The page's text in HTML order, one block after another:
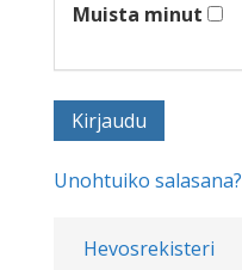
Hevosrekisteri
Muista minut
Unohtuiko salasana?